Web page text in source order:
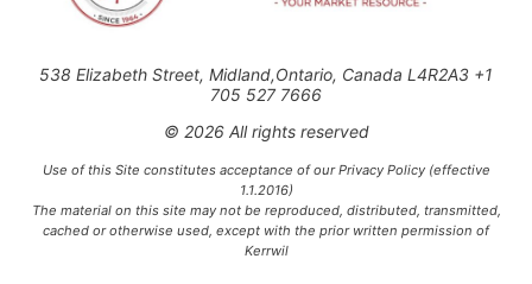
538 Elizabeth Street, Midland,Ontario, Canada L4R2A3 +1
705 527 7666
© 2026 All rights reserved
Use of this Site constitutes acceptance of our Privacy Policy (effective
1.1.2016)
The material on this site may not be reproduced, distributed, transmitted,
cached or otherwise used, except with the prior written permission of
Kerrwil